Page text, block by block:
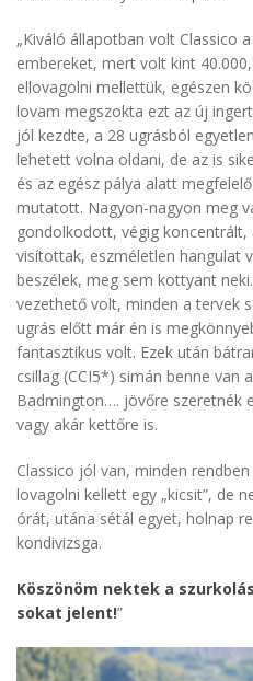
„Kiváló állapotban volt Classico
embereket, mert volt kint
ellovagolni mellettük, egészen
lovam megszokta ezt az új
jól kezdte, a 28 ugrásból
lehetett volna oldani, de az is
és az egész pálya alatt
mutatott. Nagyon-nagyon meg
gondolkodott, végig
visítottak, eszméletlen hangulat
beszélek, meg sem kottyant
vezethető volt, minden a tervek
ugrás előtt már én is
fantasztikus volt. Ezek után
csillag (CCI5*) simán benne van
Badmington…. jövőre szeretnék
vagy akár kettőre is.
Classico jól van, minden
lovagolni kellett egy „kicsit”, de
órát, utána sétál egyet, holnap
kondivizsga.
Köszönöm nektek a
sokat jelent!”